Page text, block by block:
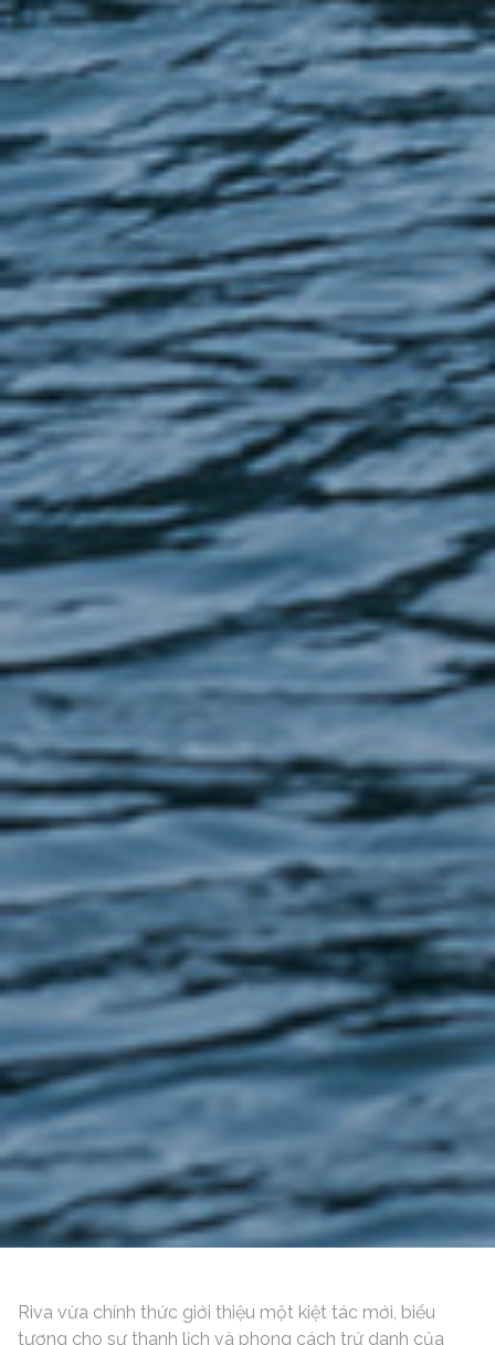
Riva vừa chính thức giới thiệu một kiệt tác mới, biểu
tượng cho sự thanh lịch và phong cách trứ danh của